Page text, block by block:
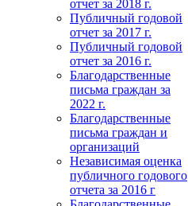
отчет за 2018 г.
Публичный годовой
отчет за 2017 г.
Публичный годовой
отчет за 2016 г.
Благодарственные
письма граждан за
2022 г.
Благодарственные
письма граждан и
организаций
Независимая оценка
публичного годового
отчета за 2016 г